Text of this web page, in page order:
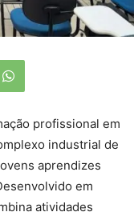
profissional em
industrial de
aprendizes
em
atividades